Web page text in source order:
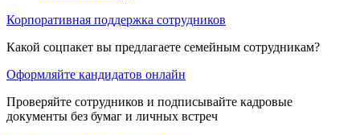
Корпоративная поддержка сотрудников
Какой соцпакет вы предлагаете семейным сотрудникам?
Оформляйте кандидатов онлайн
Проверяйте сотрудников и подписывайте кадровые
документы без бумаг и личных встреч